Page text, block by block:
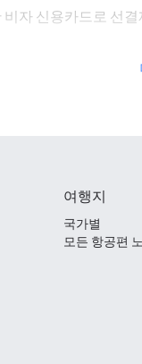
자 신용카드로 선
한국 + 해외 호텔
년 3월 31일
용/체크카드로 결제
인
https://
해외 이용 수수
여행지
국가별
모든 항공편